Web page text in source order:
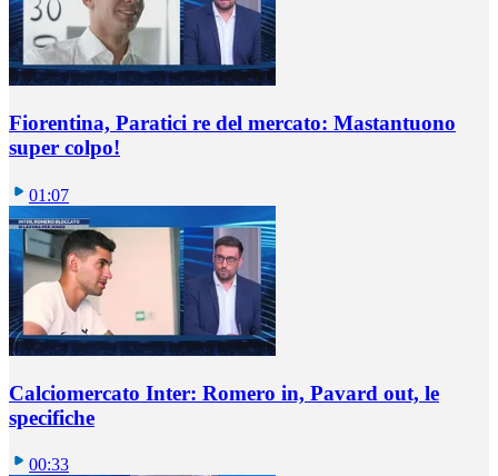
Fiorentina, Paratici re del mercato: Mastantuono
super colpo!
01:07
Calciomercato Inter: Romero in, Pavard out, le
specifiche
00:33